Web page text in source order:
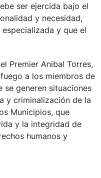
ser ejercida bajo el
y necesidad,
y que el
Premier Anibal Torres,
a los miembros de
se generen situaciones
y criminalización de la
Municipios, que
y la integridad de
humanos y